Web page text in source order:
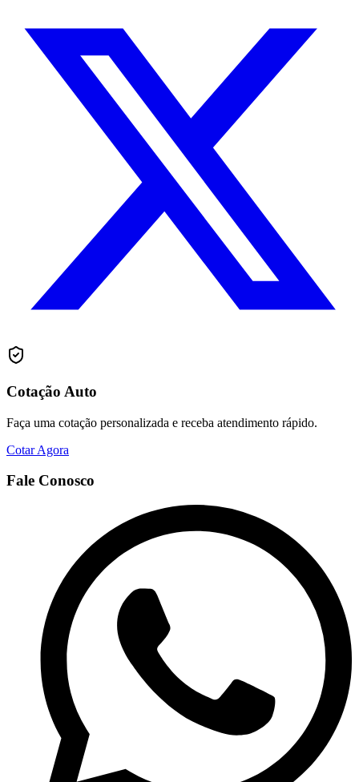
Cotação Auto
Faça uma cotação personalizada e receba atendimento rápido.
Cotar Agora
Fale Conosco